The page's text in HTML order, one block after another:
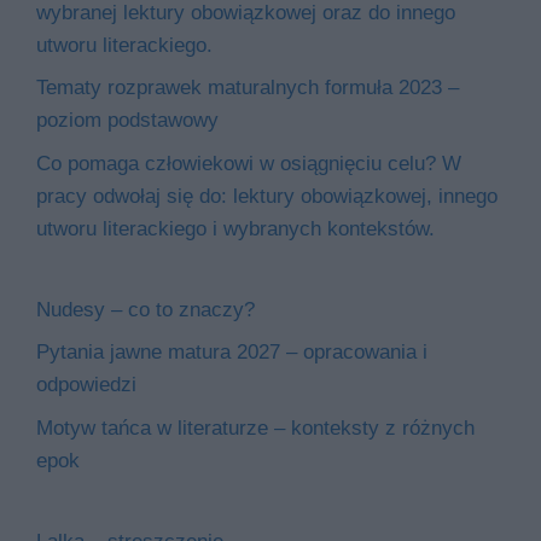
wybranej lektury obowiązkowej oraz do innego
utworu literackiego.
Tematy rozprawek maturalnych formuła 2023 –
poziom podstawowy
Co pomaga człowiekowi w osiągnięciu celu? W
pracy odwołaj się do: lektury obowiązkowej, innego
utworu literackiego i wybranych kontekstów.
Nudesy – co to znaczy?
Pytania jawne matura 2027 – opracowania i
odpowiedzi
Motyw tańca w literaturze – konteksty z różnych
epok